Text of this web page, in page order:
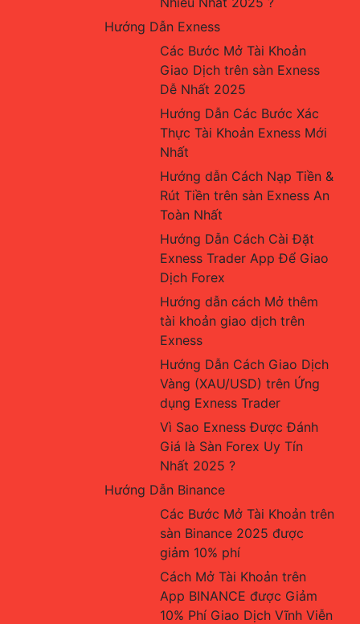
Hướng Dẫn Exness
Các Bước Mở Tài Khoản
Giao Dịch trên sàn Exness
Dễ Nhất 2025
Hướng Dẫn Các Bước Xác
Thực Tài Khoản Exness Mới
Nhất
Hướng dẫn Cách Nạp Tiền &
Rút Tiền trên sàn Exness An
Toàn Nhất
Hướng Dẫn Cách Cài Đặt
Exness Trader App Để Giao
Dịch Forex
Hướng dẫn cách Mở thêm
tài khoản giao dịch trên
Exness
Hướng Dẫn Cách Giao Dịch
Vàng (XAU/USD) trên Ứng
dụng Exness Trader
Vì Sao Exness Được Đánh
Giá là Sàn Forex Uy Tín
Nhất 2025 ?
Hướng Dẫn Binance
Các Bước Mở Tài Khoản trên
sàn Binance 2025 được
giảm 10% phí
Cách Mở Tài Khoản trên
App BINANCE được Giảm
10% Phí Giao Dịch Vĩnh Viễn